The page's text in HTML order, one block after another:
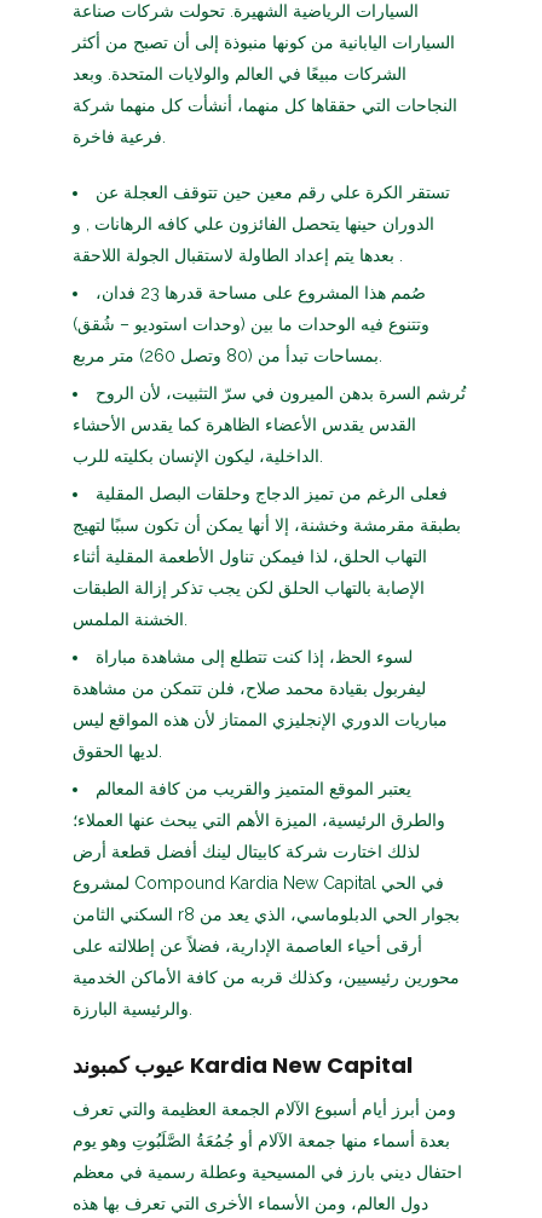
السيارات الرياضية الشهيرة. تحولت شركات صناعة
السيارات اليابانية من كونها منبوذة إلى أن تصبح من أكثر
الشركات مبيعًا في العالم والولايات المتحدة. وبعد
النجاحات التي حققاها كل منهما، أنشأت كل منهما شركة
تستقر الكرة علي رقم معين حين تتوقف العجلة عن
الدوران حينها يتحصل الفائزون علي كافه الرهانات , و
صُمم هذا المشروع على مساحة قدرها 23 فدان،
وتتنوع فيه الوحدات ما بين (وحدات استوديو – شُقق)
تُرشم السرة بدهن الميرون في سرّ التثبيت، لأن الروح
القدس يقدس الأعضاء الظاهرة كما يقدس الأحشاء
فعلى الرغم من تميز الدجاج وحلقات البصل المقلية
بطبقة مقرمشة وخشنة، إلا أنها يمكن أن تكون سببًا لتهيج
التهاب الحلق، لذا فيمكن تناول الأطعمة المقلية أثناء
الإصابة بالتهاب الحلق لكن يجب تذكر إزالة الطبقات
لسوء الحظ، إذا كنت تتطلع إلى مشاهدة مباراة
ليفربول بقيادة محمد صلاح، فلن تتمكن من مشاهدة
مباريات الدوري الإنجليزي الممتاز لأن هذه المواقع ليس
يعتبر الموقع المتميز والقريب من كافة المعالم
والطرق الرئيسية، الميزة الأهم التي يبحث عنها العملاء؛
لذلك اختارت شركة كابيتال لينك أفضل قطعة أرض
لمشروع Compound Kardia New Capital في الحي
السكني الثامن r8 بجوار الحي الدبلوماسي، الذي يعد من
أرقى أحياء العاصمة الإدارية، فضلاً عن إطلالته على
محورين رئيسيين، وكذلك قربه من كافة الأماكن الخدمية
عيوب كمبوند Kardia New Capital
ومن أبرز أيام أسبوع الآلام الجمعة العظيمة والتي تعرف
بعدة أسماء منها جمعة الآلام أو جُمُعَةُ الصَّلَبُوتِ وهو يوم
احتفال ديني بارز في المسيحية وعطلة رسمية في معظم
دول العالم، ومن الأسماء الأخرى التي تعرف بها هذه